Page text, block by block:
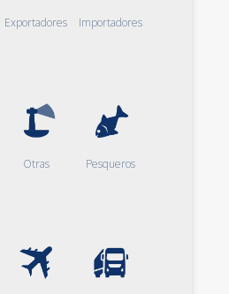
Exportadores Importadores
Otras Pesqueros